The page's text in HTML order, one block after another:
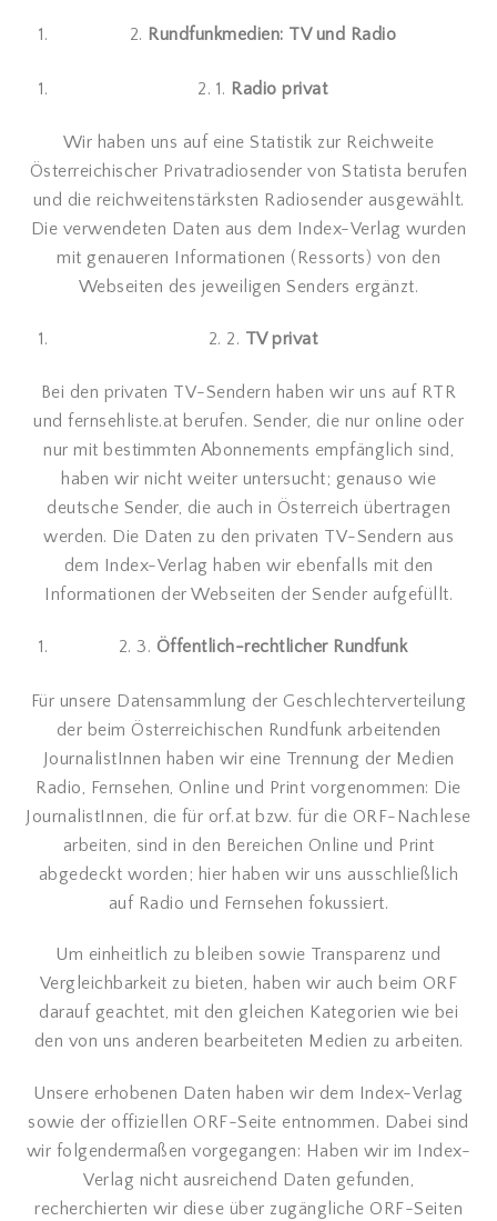
2. Rundfunkmedien: TV und Radio
2. 1. Radio privat
Wir haben uns auf eine Statistik zur Reichweite
Österreichischer Privatradiosender von Statista berufen
und die reichweitenstärksten Radiosender ausgewählt.
Die verwendeten Daten aus dem Index-Verlag wurden
mit genaueren Informationen (Ressorts) von den
Webseiten des jeweiligen Senders ergänzt.
2. 2. TV privat
Bei den privaten TV-Sendern haben wir uns auf RTR
und fernsehliste.at berufen. Sender, die nur online oder
nur mit bestimmten Abonnements empfänglich sind,
haben wir nicht weiter untersucht; genauso wie
deutsche Sender, die auch in Österreich übertragen
werden. Die Daten zu den privaten TV-Sendern aus
dem Index-Verlag haben wir ebenfalls mit den
Informationen der Webseiten der Sender aufgefüllt.
2. 3. Öffentlich-rechtlicher Rundfunk
Für unsere Datensammlung der Geschlechterverteilung
der beim Österreichischen Rundfunk arbeitenden
JournalistInnen haben wir eine Trennung der Medien
Radio, Fernsehen, Online und Print vorgenommen: Die
JournalistInnen, die für orf.at bzw. für die ORF-Nachlese
arbeiten, sind in den Bereichen Online und Print
abgedeckt worden; hier haben wir uns ausschließlich
auf Radio und Fernsehen fokussiert.
Um einheitlich zu bleiben sowie Transparenz und
Vergleichbarkeit zu bieten, haben wir auch beim ORF
darauf geachtet, mit den gleichen Kategorien wie bei
den von uns anderen bearbeiteten Medien zu arbeiten.
Unsere erhobenen Daten haben wir dem Index-Verlag
sowie der offiziellen ORF-Seite entnommen. Dabei sind
wir folgendermaßen vorgegangen: Haben wir im Index-
Verlag nicht ausreichend Daten gefunden,
recherchierten wir diese über zugängliche ORF-Seiten